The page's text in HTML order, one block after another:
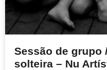
Sessão de grupo
solteira – Nu